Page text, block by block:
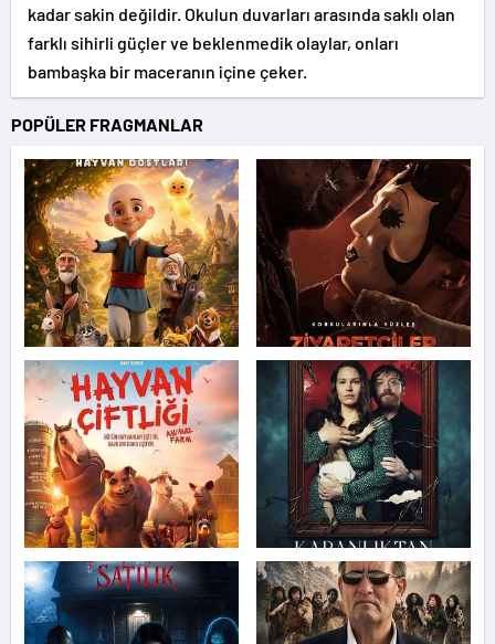
kadar sakin değildir. Okulun duvarları arasında saklı olan
farklı sihirli güçler ve beklenmedik olaylar, onları
bambaşka bir maceranın içine çeker.
POPÜLER FRAGMANLAR